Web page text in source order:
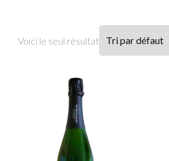
Voici le seul résultat